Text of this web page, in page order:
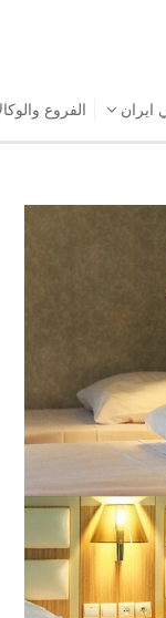
ايران الفروع